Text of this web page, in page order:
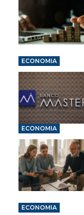
ECONOMIA
ECONOMIA
ECONOMIA